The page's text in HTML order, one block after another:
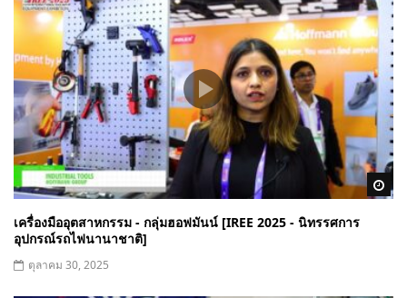
เครื่องมืออุตสาหกรรม - กลุ่มฮอฟมันน์ [IREE 2025 - นิทรรศการ
อุปกรณ์รถไฟนานาชาติ]
ตุลาคม 30, 2025